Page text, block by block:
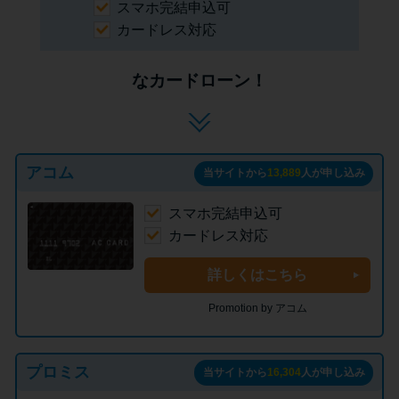
スマホ完結申込可
カードレス対応
なカードローン！
アコム 当サイトから13,889 人が申し込み
スマホ完結申込可
カードレス対応
詳しくはこちら
Promotion by アコム
プロミス 当サイトから16,304人が申し込み